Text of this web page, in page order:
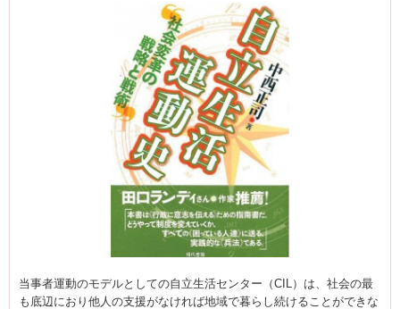
当事者運動のモデルとしての自立生活センター（CIL）は、社会の最
も底辺におり他人の支援がなければ地域で暮らし続けることができな